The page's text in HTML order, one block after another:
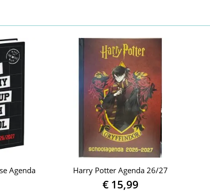
Agenda Harry Potter Agenda 26/27
€ 15,99